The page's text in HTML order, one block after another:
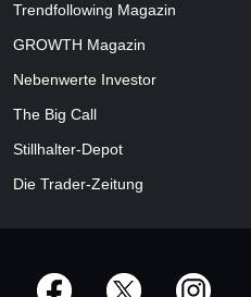
Trendfollowing Magazin
GROWTH Magazin
Nebenwerte Investor
The Big Call
Stillhalter-Depot
Die Trader-Zeitung
offizielle Social Media-Accounts